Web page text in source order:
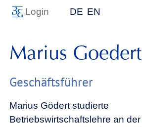
Login DE EN
Marius Goedert
Geschäftsführer
Marius Gödert studierte
Betriebswirtschaftslehre an